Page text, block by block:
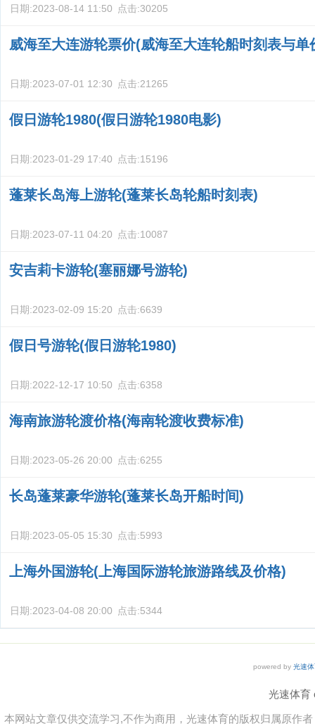
日期:2023-08-14 11:50 点击:30205
威海至大连游轮票价(威海至大连轮船时刻表与单
日期:2023-07-01 12:30 点击:21265
假日游轮1980(假日游轮1980电影)
日期:2023-01-29 17:40 点击:15196
蓬莱长岛海上游轮(蓬莱长岛轮船时刻表)
日期:2023-07-11 04:20 点击:10087
安吉莉卡游轮(塞丽娜号游轮)
日期:2023-02-09 15:20 点击:6639
假日号游轮(假日游轮1980)
日期:2022-12-17 10:50 点击:6358
海南旅游轮渡价格(海南轮渡收费标准)
日期:2023-05-26 20:00 点击:6255
长岛蓬莱豪华游轮(蓬莱长岛开船时间)
日期:2023-05-05 15:30 点击:5993
上海外国游轮(上海国际游轮旅游路线及价格)
日期:2023-04-08 20:00 点击:5344
powered by 光速
光速体育
本网站文章仅供交流学习,不作为商用，光速体育的版权归属原作